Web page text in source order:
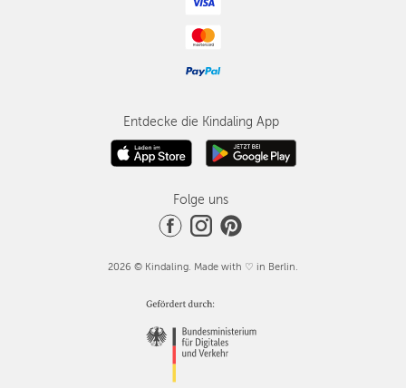
Entdecke die Kindaling App
Folge uns
2026 © Kindaling. Made with ♡ in Berlin.